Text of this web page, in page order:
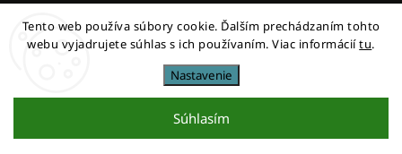
Tento web používa súbory cookie. Ďalším prechádzaním tohto
webu vyjadrujete súhlas s ich používaním. Viac informáciítu.
Nastavenie
Súhlasím
Sledovať na Instagrame
Copyright 2026miestni. Všetky práva vyhradené.
Upraviť nastavenie cookies